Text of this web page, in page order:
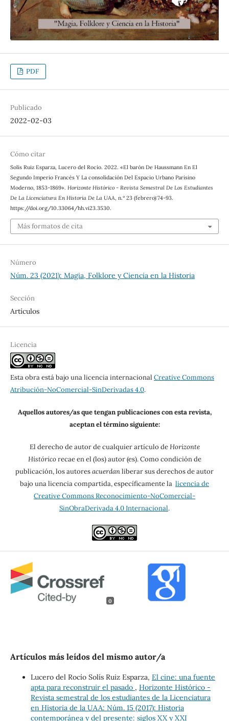
PDF
Publicado
2022-02-03
Cómo citar
Solís Ruiz Esparza, Lucero del Rocío. 2022. «El barón De Haussmann En El
Segundo Imperio Francés Y La consolidación Del Espacio Urbano Parisino
Moderno, 1853-1869». Horizonte Histórico - Revista Semestral De Los Estudiantes
De La Licenciatura En Historia De La UAA, n.º 23 (febrero):74-93.
https://doi.org/10.33064/hh.vi23.3530.
Más formatos de cita
Número
Núm. 23 (2021): Magia, Folklore y Ciencia en la Historia
Sección
Artículos
Licencia
Esta obra está bajo una licencia internacional Creative Commons
Atribución-NoComercial-SinDerivadas 4.0.
Aquellos autores/as que tengan publicaciones con esta revista,
aceptan el término siguiente:
El derecho de autor de cualquier artículo deHorizonte
Históricorecae en el (los) autor (es). Como condición de
publicación, los autoresacuerdanliberar sus derechos de autor
bajo una licencia compartida, específicamente la licencia de
Creative Commons Reconocimiento-NoComercial-
SinObraDerivada 4.0 Internacional.
0
Artículos más leídos del mismo autor/a
Lucero del Rocío Solís Ruiz Esparza, El cine: una fuente
apta para reconstruir el pasado , Horizonte Histórico -
Revista semestral de los estudiantes de la Licenciatura
en Historia de la UAA: Núm. 15 (2017): Historia
contemporánea y del presente: siglos XX y XXI